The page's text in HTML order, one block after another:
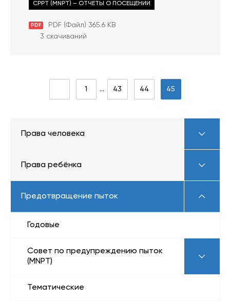
PDF PDF (Файл) 365.6 KB
CPPT (MNPT) – ОТЧЕТЫ О ПОСЕЩЕНИИ
3 скачиваний
1 … 43 44 45
Права человека
Права ребёнка
Предотвращение пыток
Годовые
Совет по предупреждению пыток
(MNPT)
Тематические